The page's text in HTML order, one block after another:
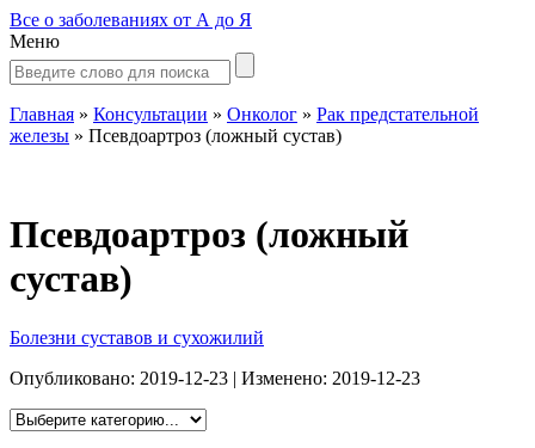
Все о заболеваниях от А до Я
Меню
Главная » Консультации » Онколог » Рак предстательной
железы » Псевдоартроз (ложный сустав)
Псевдоартроз (ложный
сустав)
Болезни суставов и сухожилий
Опубликовано: 2019-12-23 | Изменено: 2019-12-23